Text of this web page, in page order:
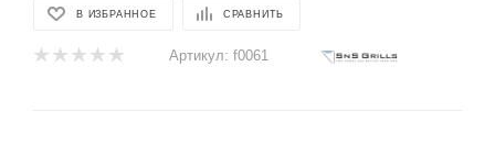
В ИЗБРАННОЕ СРАВНИТЬ
Артикул: f0061